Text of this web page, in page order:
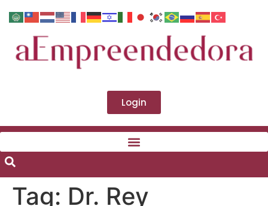
Login
Tag: Dr. Rey